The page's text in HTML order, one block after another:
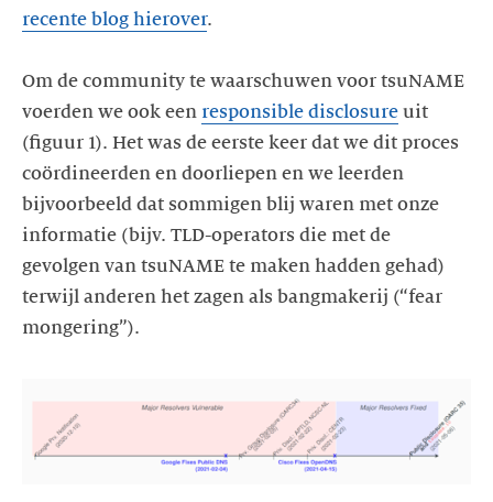
recente blog hierover.
Om de community te waarschuwen voor tsuNAME
voerden we ook een responsible disclosure uit
(figuur 1). Het was de eerste keer dat we dit proces
coördineerden en doorliepen en we leerden
bijvoorbeeld dat sommigen blij waren met onze
informatie (bijv. TLD-operators die met de
gevolgen van tsuNAME te maken hadden gehad)
terwijl anderen het zagen als bangmakerij (“fear
mongering”).